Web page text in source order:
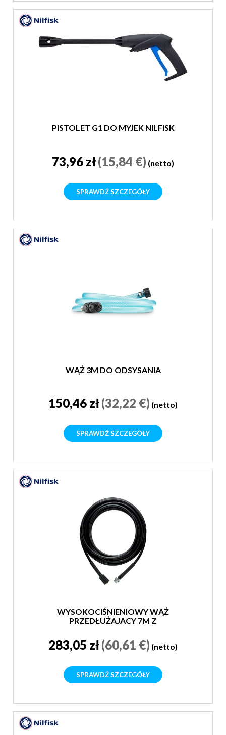
PISTOLET G1 DO MYJEK NILFISK
73,96 zł(15,84 €) (netto)
SPRAWDŹ SZCZEGÓŁY
WĄŻ 3M DO ODSYSANIA
150,46 zł(32,22 €) (netto)
SPRAWDŹ SZCZEGÓŁY
WYSOKOCIŚNIENIOWY WĄŻ
PRZEDŁUŻAJĄCY 7M Z
283,05 zł(60,61 €) (netto)
SPRAWDŹ SZCZEGÓŁY